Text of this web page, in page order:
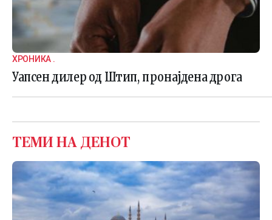
ХРОНИКА .
Уапсен дилер од Штип, пронајдена дрога
ТЕМИ НА ДЕНОТ